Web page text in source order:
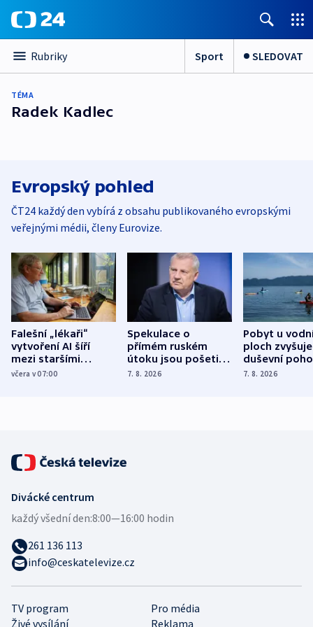
Rubriky Sport SLEDOVAT
TÉMA
Radek Kadlec
Evropský pohled
ČT24 každý den vybírá z obsahu publikovaného evropskými
veřejnými médii, členy Eurovize.
Falešní „lékaři“
vytvoření AI šíří
mezi staršími
Poláky nebezpečné
včera v 07:00
Spekulace o
přímém ruském
útoku jsou pošetilé,
míní estonský
7. 8. 2026
Pobyt u
ploch zvyšuje
duševní
ukázala
7. 8. 2026
TV program
Pro média
Živé vysílání
Reklama
Divácké centrum
každý všední den:8:00—16:00 hodin
261 136 113
info@ceskatelevize.cz